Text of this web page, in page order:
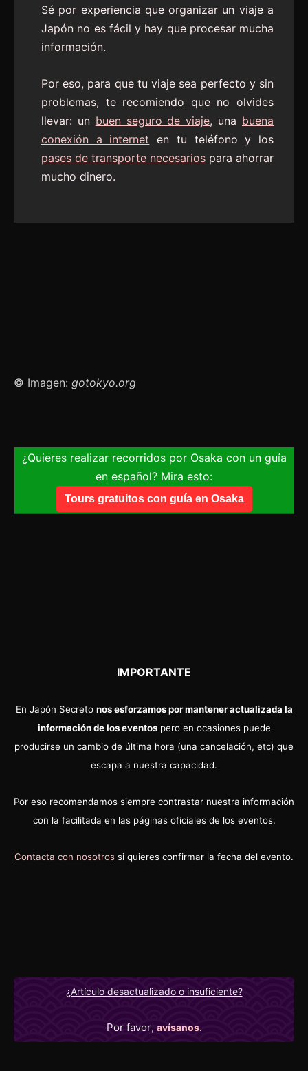
Sé por experiencia que organizar un viaje a
Japón no es fácil y hay que procesar mucha
información.
Por eso, para que tu viaje sea perfecto y sin
problemas, te recomiendo que no olvides
llevar: un buen seguro de viaje, una buena
conexión a internet
en tu teléfono y los
pases de transporte necesarios para ahorrar
mucho dinero.
© Imagen: gotokyo.org
¿Quieres realizar recorridos por Osaka con un guía
en español? Mira esto:
Tours gratuitos con guía en Osaka
IMPORTANTE
En Japón Secreto nos esforzamos por mantener actualizada la
información de los eventospero en ocasiones puede
producirse un cambio de última hora (una cancelación, etc) que
escapa a nuestra capacidad.
Por eso recomendamos siempre contrastar nuestra información
con la facilitada en las páginas oficiales de los eventos.
Contacta con nosotros si quieres confirmar la fecha del evento.
¿Artículo desactualizado o insuficiente?
Por favor, avísanos.